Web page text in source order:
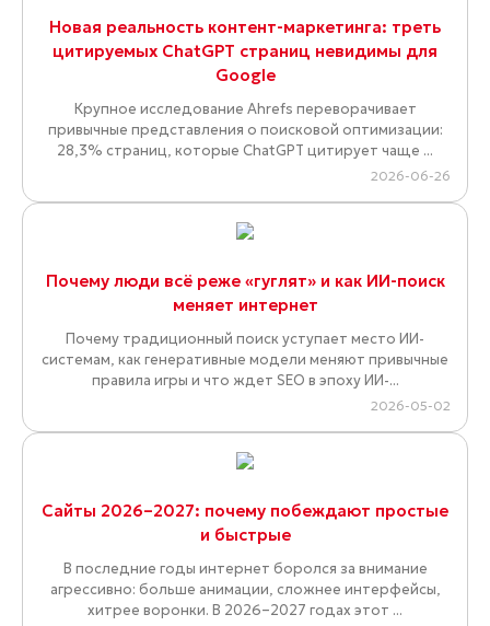
Новая реальность контент-маркетинга: треть
цитируемых ChatGPT страниц невидимы для
Google
Крупное исследование Ahrefs переворачивает
привычные представления о поисковой оптимизации:
28,3% страниц, которые ChatGPT цитирует чаще ...
2026-06-26
Почему люди всё реже «гуглят» и как ИИ-поиск
меняет интернет
Почему традиционный поиск уступает место ИИ-
системам, как генеративные модели меняют привычные
правила игры и что ждет SEO в эпоху ИИ-...
2026-05-02
Сайты 2026–2027: почему побеждают простые
и быстрые
В последние годы интернет боролся за внимание
агрессивно: больше анимации, сложнее интерфейсы,
хитрее воронки. В 2026–2027 годах этот ...